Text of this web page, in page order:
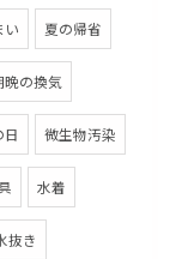
い 夏の帰省
晩の換気
日 微生物汚染
水着
抜き